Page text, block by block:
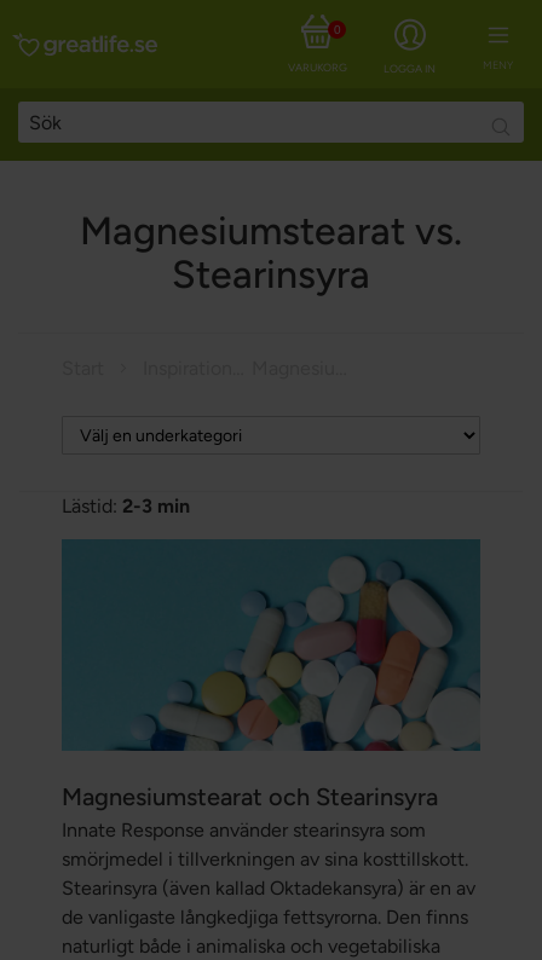
MENY
LOGGA IN
VARUKORG
0
Magnesiumstearat vs.
Stearinsyra
Lästid: 2-3 min
Magnesiumstearat och Stearinsyra
Innate Response använder stearinsyra som
smörjmedel i tillverkningen av sina kosttillskott.
Stearinsyra (även kallad Oktadekansyra) är en av
de vanligaste långkedjiga fettsyrorna. Den finns
naturligt både i animaliska och vegetabiliska